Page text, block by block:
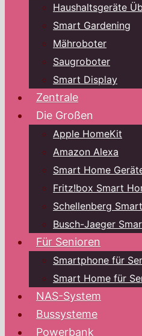
Haushaltsgeräte
Smart Gardening
Mähroboter
Saugroboter
Smart Display
Zentrale
Die Großen
Apple HomeKit
Amazon Alexa
Smart Home
Fritz!box Smart
Schellenberg
Busch-Jaeger
Für Senioren
Smartphone für
Smart Home für
NAS-System
Bussysteme
Powerbank